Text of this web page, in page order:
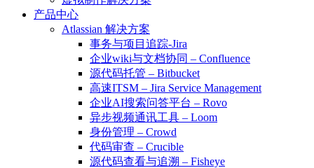
产品中心
Atlassian 解决方案
事务与项目追踪-Jira
企业wiki与文档协同 – Confluence
源代码托管 – Bitbucket
高速ITSM – Jira Service Management
企业AI搜索问答平台 – Rovo
异步视频通讯工具 – Loom
身份管理 – Crowd
代码审查 – Crucible
源代码查看与追溯 – Fisheye